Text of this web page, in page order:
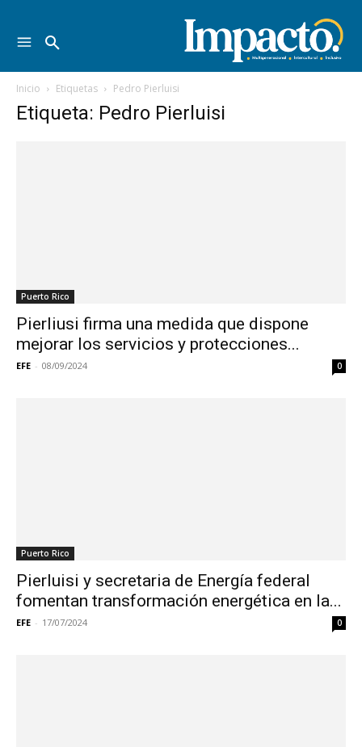
Inicio Etiquetas Pedro Pierluisi
Etiqueta: Pedro Pierluisi
Puerto Rico
Pierliusi firma una medida que dispone
mejorar los servicios y protecciones...
EFE - 08/09/2024 0
Puerto Rico
Pierluisi y secretaria de Energía federal
fomentan transformación energética en la...
EFE - 17/07/2024 0